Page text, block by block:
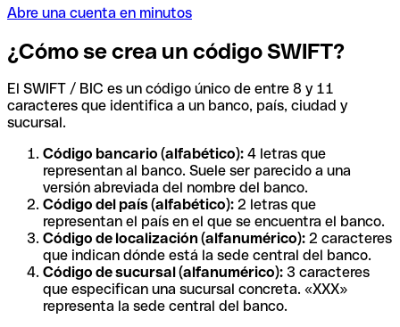
Abre una cuenta en minutos
¿Cómo se crea un código SWIFT?
El SWIFT / BIC es un código único de entre 8 y 11
caracteres que identifica a un banco, país, ciudad y
sucursal.
Código bancario (alfabético): 4 letras que
representan al banco. Suele ser parecido a una
versión abreviada del nombre del banco.
Código del país (alfabético): 2 letras que
representan el país en el que se encuentra el banco.
Código de localización (alfanumérico): 2 caracteres
que indican dónde está la sede central del banco.
Código de sucursal (alfanumérico): 3 caracteres
que especifican una sucursal concreta. «XXX»
representa la sede central del banco.